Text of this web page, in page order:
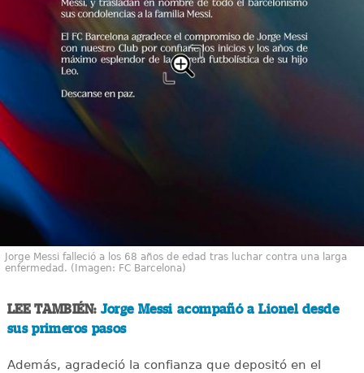
Jorge Messi falleció a los 68 años de edad tras luchar contra una larga
enfermedad. (Imagen: FC Barcelona)
LEE TAMBIÉN: Jorge Messi acompañó a Lionel desde
sus primeros pasos
Además, agradeció la confianza que depositó en el